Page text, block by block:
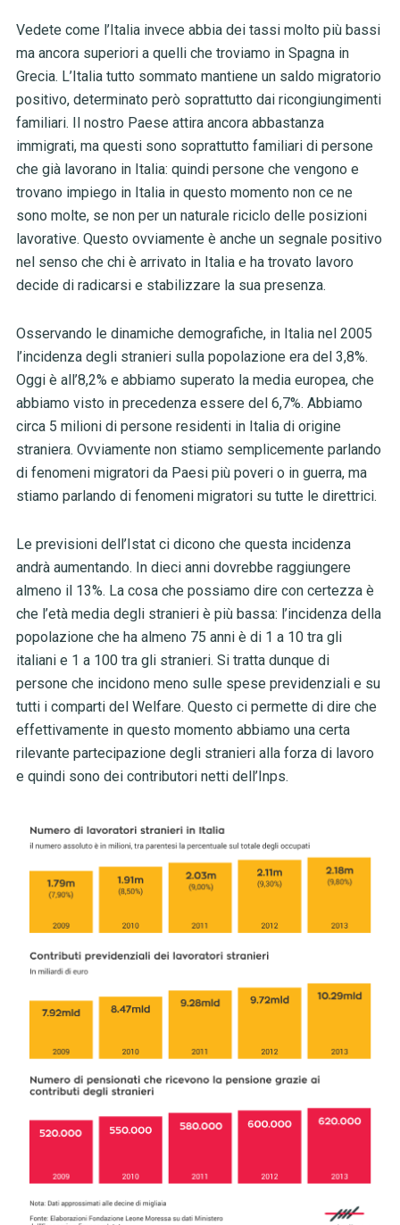
Vedete come l’Italia invece abbia dei tassi molto più bassi
ma ancora superiori a quelli che troviamo in Spagna in
Grecia. L’Italia tutto sommato mantiene un saldo migratorio
positivo, determinato però soprattutto dai ricongiungimenti
familiari. Il nostro Paese attira ancora abbastanza
immigrati, ma questi sono soprattutto familiari di persone
che già lavorano in Italia: quindi persone che vengono e
trovano impiego in Italia in questo momento non ce ne
sono molte, se non per un naturale riciclo delle posizioni
lavorative. Questo ovviamente è anche un segnale positivo
nel senso che chi è arrivato in Italia e ha trovato lavoro
decide di radicarsi e stabilizzare la sua presenza.
Osservando le dinamiche demografiche, in Italia nel 2005
l’incidenza degli stranieri sulla popolazione era del 3,8%.
Oggi è all’8,2% e abbiamo superato la media europea, che
abbiamo visto in precedenza essere del 6,7%. Abbiamo
circa 5 milioni di persone residenti in Italia di origine
straniera. Ovviamente non stiamo semplicemente parlando
di fenomeni migratori da Paesi più poveri o in guerra, ma
stiamo parlando di fenomeni migratori su tutte le direttrici.
Le previsioni dell’Istat ci dicono che questa incidenza
andrà aumentando. In dieci anni dovrebbe raggiungere
almeno il 13%. La cosa che possiamo dire con certezza è
che l’età media degli stranieri è più bassa: l’incidenza della
popolazione che ha almeno 75 anni è di 1 a 10 tra gli
italiani e 1 a 100 tra gli stranieri. Si tratta dunque di
persone che incidono meno sulle spese previdenziali e su
tutti i comparti del Welfare. Questo ci permette di dire che
effettivamente in questo momento abbiamo una certa
rilevante partecipazione degli stranieri alla forza di lavoro
e quindi sono dei contributori netti dell’Inps.